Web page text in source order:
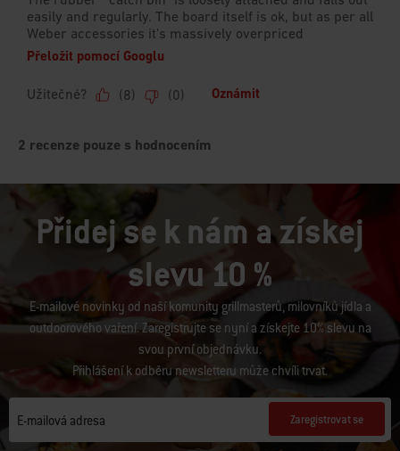
Přidej se k nám a získej
slevu 10 %
E-mailové novinky od naší komunity grillmasterů, milovníků jídla a
outdoorového vaření. Zaregistrujte se nyní a získejte 10% slevu na
svou první objednávku.
Přihlášení k odběru newsletteru může chvíli trvat.
E-mailová adresa Zaregistrovat se